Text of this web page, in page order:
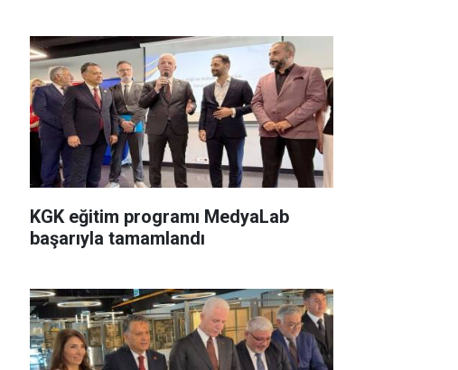
KGK eğitim programı MedyaLab
başarıyla tamamlandı